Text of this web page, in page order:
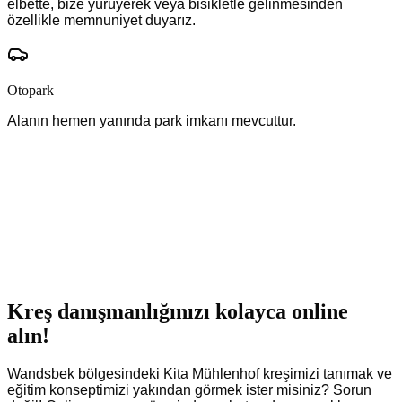
elbette, bize yürüyerek veya bisikletle gelinmesinden
özellikle memnuniyet duyarız.
Otopark
Alanın hemen yanında park imkanı mevcuttur.
Kreş danışmanlığınızı kolayca online
alın!
Wandsbek bölgesindeki Kita Mühlenhof kreşimizi tanımak ve
eğitim konseptimizi yakından görmek ister misiniz? Sorun